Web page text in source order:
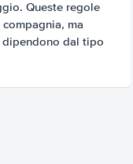
Queste regole
ma
dipendono dal tipo